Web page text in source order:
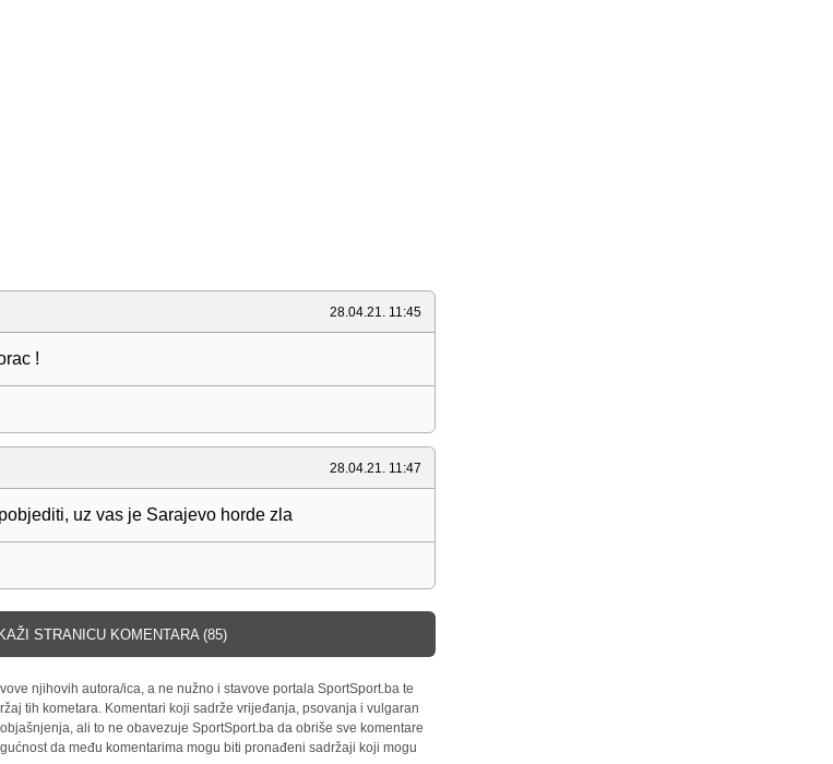
28.04.21. 11:45
!
28.04.21. 11:47
uz vas je Sarajevo horde zla
STRANICU KOMENTARA (85)
njihovih autora/ica, a ne nužno i stavove portala SportSport.ba te
tih kometara. Komentari koji sadrže vrijeđanja, psovanja i vulgaran
ali to ne obavezuje SportSport.ba da obriše sve komentare
da među komentarima mogu biti pronađeni sadržaji koji mogu